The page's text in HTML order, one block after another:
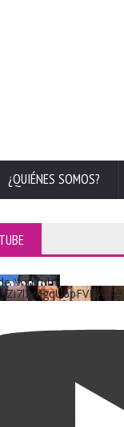
¿QUIÉNES SOMOS?
YouTube